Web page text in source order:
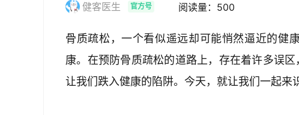
健客医生 官方号 阅读量：500
骨质疏松，一个看似遥远却可能悄然逼近的健
康。在预防骨质疏松的道路上，存在着许多误
让我们跌入健康的陷阱。今天，就让我们一起来